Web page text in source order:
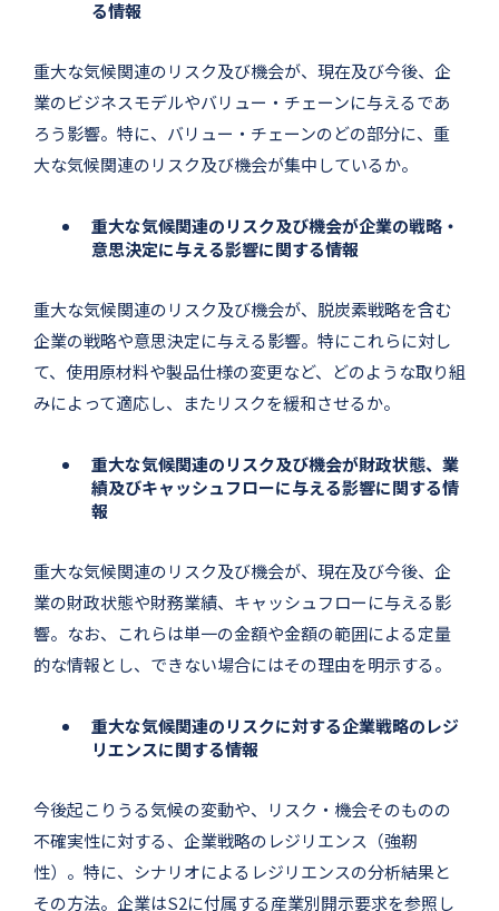
る情報
重大な気候関連のリスク及び機会が、現在及び今後、企
業のビジネスモデルやバリュー・チェーンに与えるであ
ろう影響。特に、バリュー・チェーンのどの部分に、重
大な気候関連のリスク及び機会が集中しているか。
重大な気候関連のリスク及び機会が企業の戦略・
意思決定に与える影響に関する情報
重大な気候関連のリスク及び機会が、脱炭素戦略を含む
企業の戦略や意思決定に与える影響。特にこれらに対し
て、使用原材料や製品仕様の変更など、どのような取り組
みによって適応し、またリスクを緩和させるか。
重大な気候関連のリスク及び機会が財政状態、業
績及びキャッシュフローに与える影響に関する情
報
重大な気候関連のリスク及び機会が、現在及び今後、企
業の財政状態や財務業績、キャッシュフローに与える影
響。なお、これらは単一の金額や金額の範囲による定量
的な情報とし、できない場合にはその理由を明示する。
重大な気候関連のリスクに対する企業戦略のレジ
リエンスに関する情報
今後起こりうる気候の変動や、リスク・機会そのものの
不確実性に対する、企業戦略のレジリエンス（強靭
性）。特に、シナリオによるレジリエンスの分析結果と
その方法。企業はS2に付属する産業別開示要求を参照し